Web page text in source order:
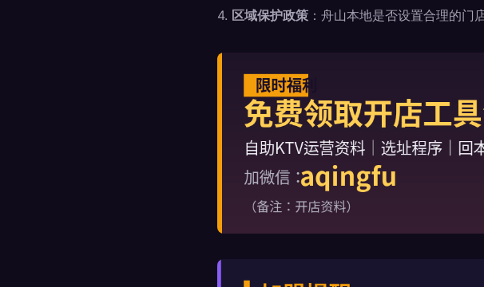
4. 区域保护政策 ：舟山本地是否设置合理的门